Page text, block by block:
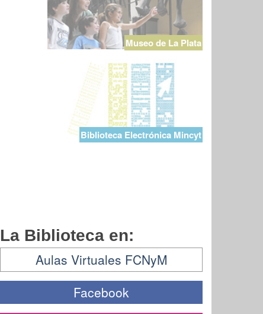
Museo de La Plata
Biblioteca Electrónica Mincyt
La Biblioteca en:
Aulas Virtuales FCNyM
Facebook